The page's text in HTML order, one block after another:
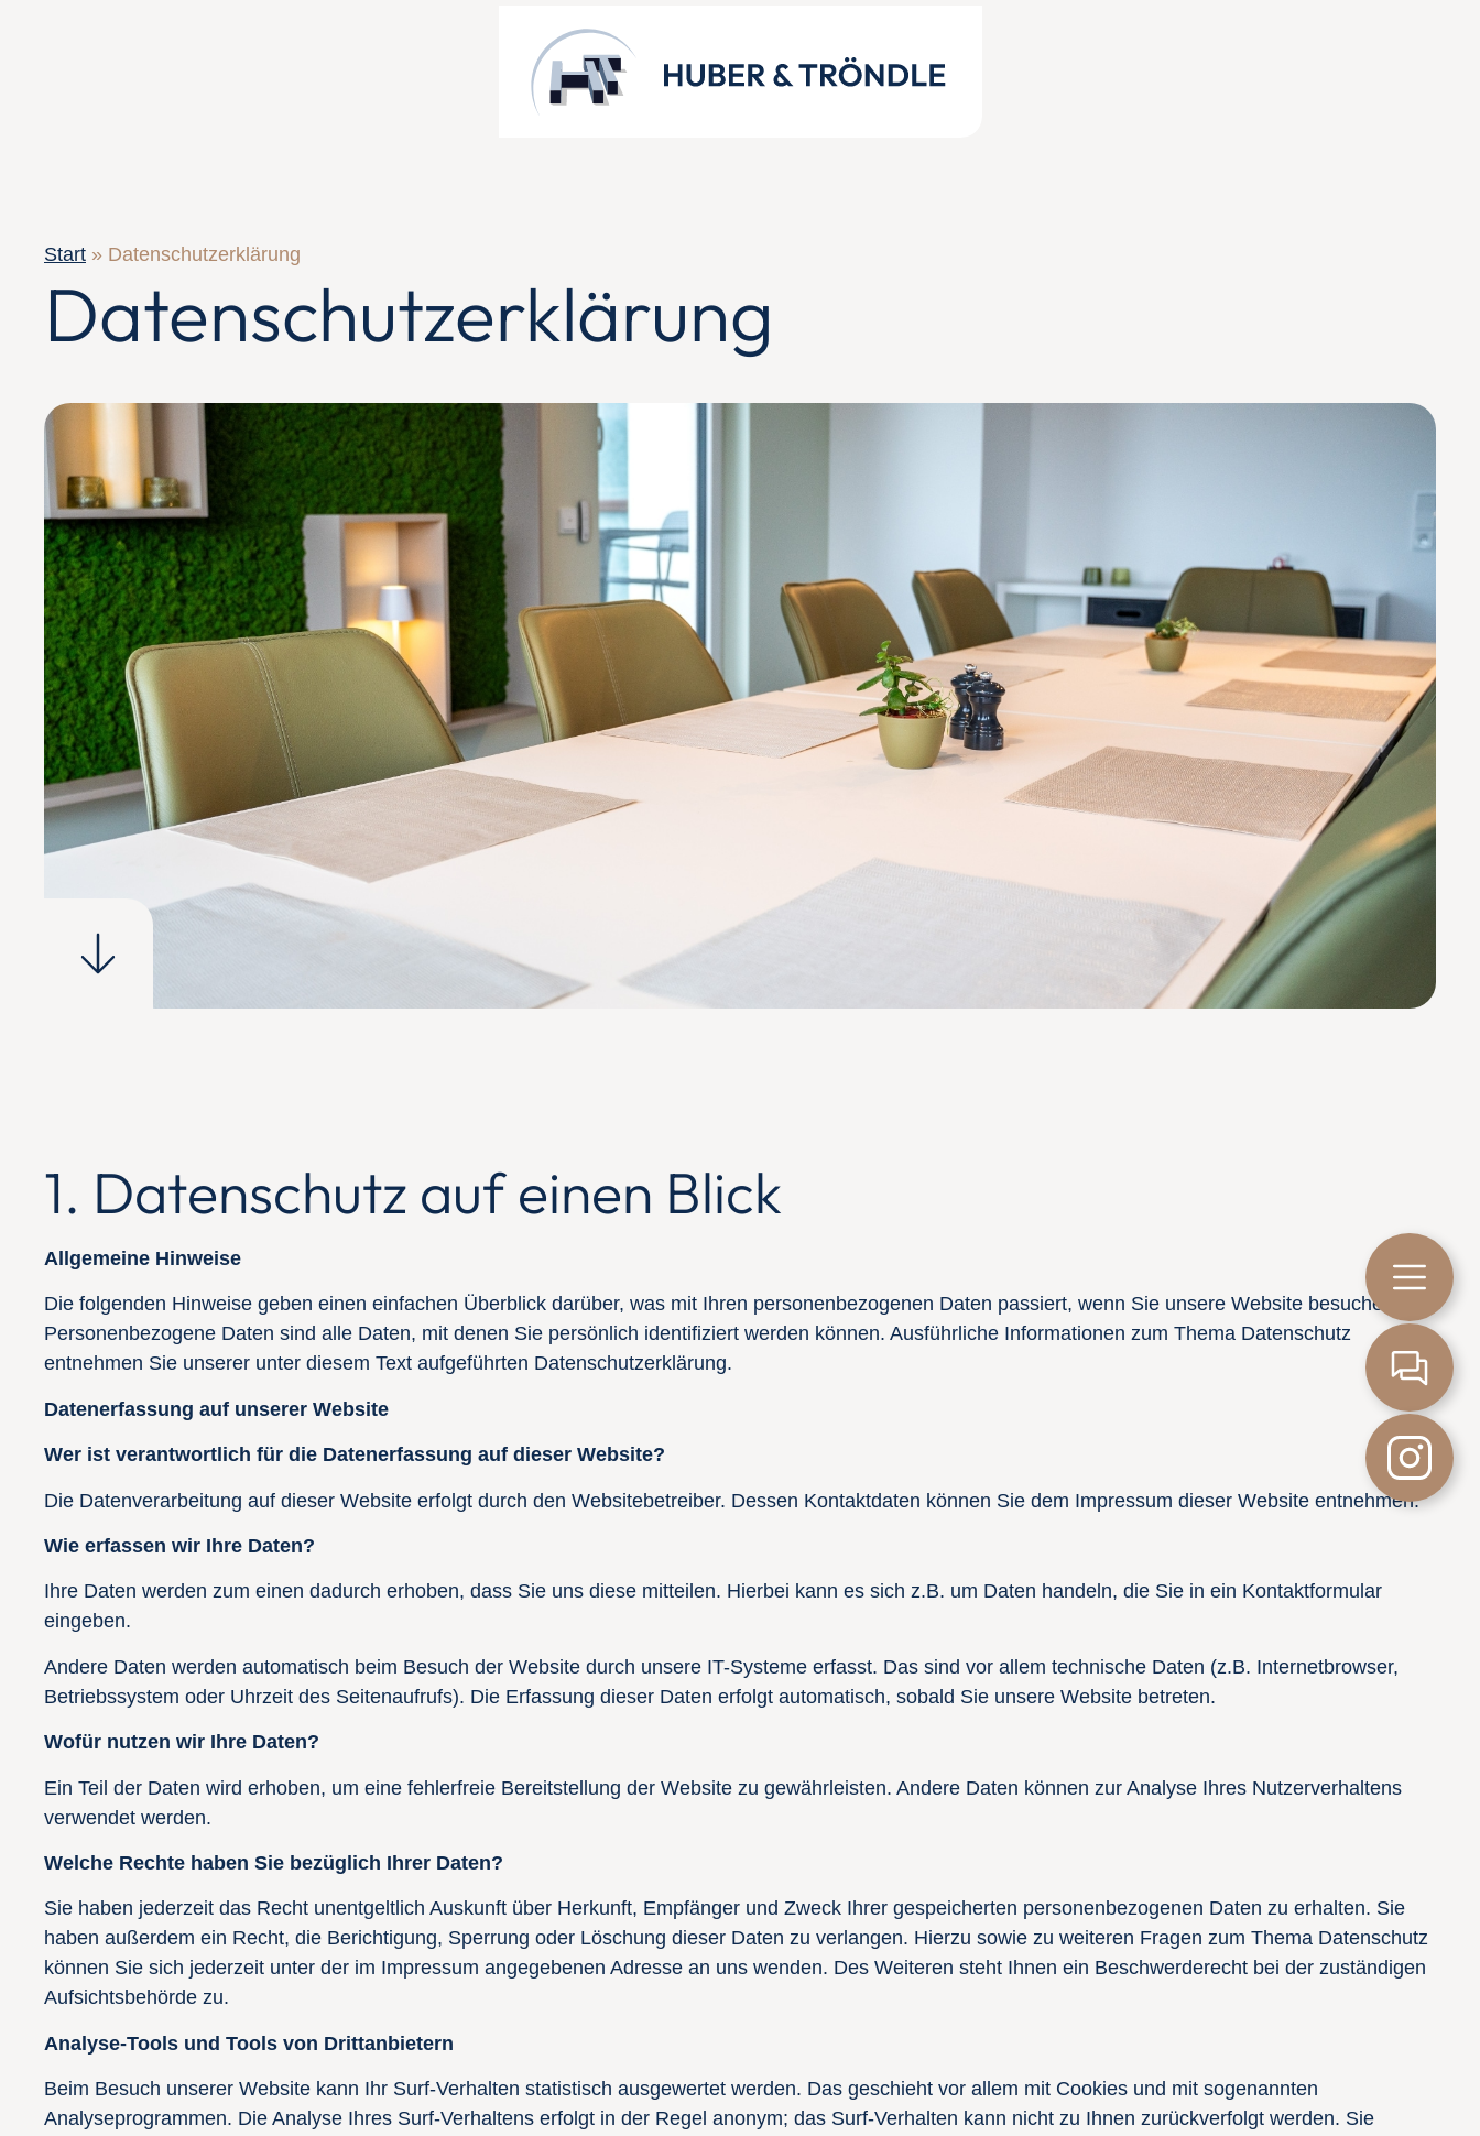
Start » Datenschutzerklärung
Datenschutzerklärung
1. Datenschutz auf einen Blick
Allgemeine Hinweise
Die folgenden Hinweise geben einen einfachen Überblick darüber, was mit Ihren personenbezogenen Daten passiert, wenn Sie unsere Website besuchen.
Personenbezogene Daten sind alle Daten, mit denen Sie persönlich identifiziert werden können. Ausführliche Informationen zum Thema Datenschutz
entnehmen Sie unserer unter diesem Text aufgeführten Datenschutzerklärung.
Datenerfassung auf unserer Website
Wer ist verantwortlich für die Datenerfassung auf dieser Website?
Die Datenverarbeitung auf dieser Website erfolgt durch den Websitebetreiber. Dessen Kontaktdaten können Sie dem Impressum dieser Website entnehmen.
Wie erfassen wir Ihre Daten?
Ihre Daten werden zum einen dadurch erhoben, dass Sie uns diese mitteilen. Hierbei kann es sich z.B. um Daten handeln, die Sie in ein Kontaktformular
eingeben.
Andere Daten werden automatisch beim Besuch der Website durch unsere IT-Systeme erfasst. Das sind vor allem technische Daten (z.B. Internetbrowser,
Betriebssystem oder Uhrzeit des Seitenaufrufs). Die Erfassung dieser Daten erfolgt automatisch, sobald Sie unsere Website betreten.
Wofür nutzen wir Ihre Daten?
Ein Teil der Daten wird erhoben, um eine fehlerfreie Bereitstellung der Website zu gewährleisten. Andere Daten können zur Analyse Ihres Nutzerverhaltens
verwendet werden.
Welche Rechte haben Sie bezüglich Ihrer Daten?
Sie haben jederzeit das Recht unentgeltlich Auskunft über Herkunft, Empfänger und Zweck Ihrer gespeicherten personenbezogenen Daten zu erhalten. Sie
haben außerdem ein Recht, die Berichtigung, Sperrung oder Löschung dieser Daten zu verlangen. Hierzu sowie zu weiteren Fragen zum Thema Datenschutz
können Sie sich jederzeit unter der im Impressum angegebenen Adresse an uns wenden. Des Weiteren steht Ihnen ein Beschwerderecht bei der zuständigen
Aufsichtsbehörde zu.
Analyse-Tools und Tools von Drittanbietern
Beim Besuch unserer Website kann Ihr Surf-Verhalten statistisch ausgewertet werden. Das geschieht vor allem mit Cookies und mit sogenannten
Analyseprogrammen. Die Analyse Ihres Surf-Verhaltens erfolgt in der Regel anonym; das Surf-Verhalten kann nicht zu Ihnen zurückverfolgt werden. Sie